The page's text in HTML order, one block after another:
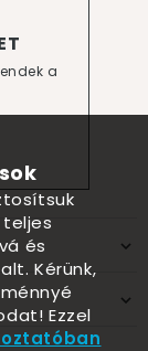
a
teljes
és
Kérünk,
Ezzel